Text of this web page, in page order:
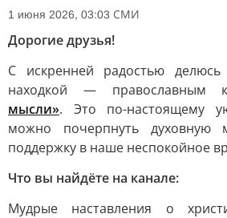
1 июня 2026, 03:03 СМИ
Дорогие друзья!
С искренней радостью
находкой — православным
мысли». Это по-настоящему
можно почерпнуть духовную
поддержку в наше неспокойное
Что вы найдёте на канале:
Мудрые наставления о